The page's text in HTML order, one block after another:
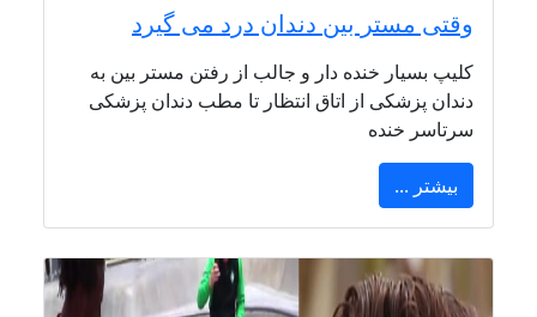
وقتی مستر بین دندان درد می گیرد
کلیپ بسیار خنده دار و جالب از رفتن مستر بین به
دندان پزشکی از اتاق انتظار تا مطب دندان پزشکی
سرتاسر خنده
بیشتر ...